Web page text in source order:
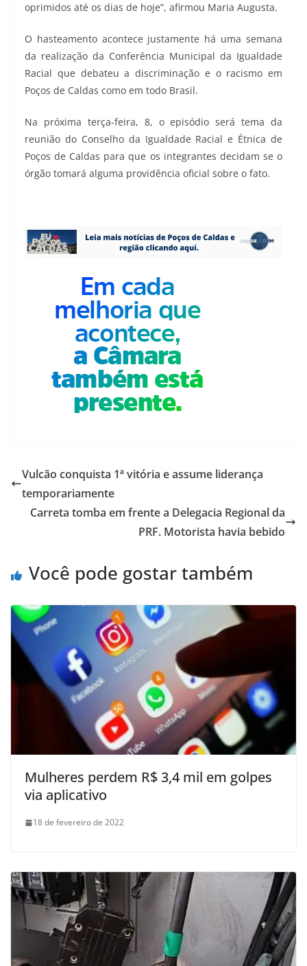
oprimidos até os dias de hoje”, afirmou Maria Augusta.
O hasteamento acontece justamente há uma semana
da realização da Conferência Municipal da Igualdade
Racial que debateu a discriminação e o racismo em
Poços de Caldas como em todo Brasil.
Na próxima terça-feira, 8, o episódio será tema da
reunião do Conselho da Igualdade Racial e Étnica de
Poços de Caldas para que os integrantes decidam se o
órgão tomará alguma providência oficial sobre o fato.
Vulcão conquista 1ª vitória e assume liderança
temporariamente
Carreta tomba em frente a Delegacia Regional da
PRF. Motorista havia bebido
Você pode gostar também
Mulheres perdem R$ 3,4 mil em golpes
via aplicativo
18 de fevereiro de 2022